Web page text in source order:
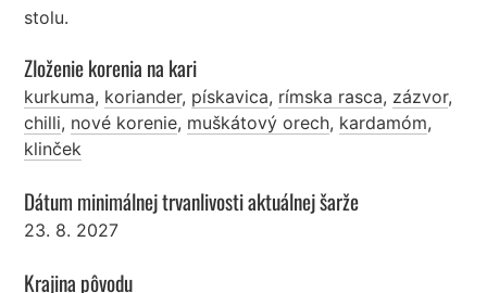
stolu.
Zloženie korenia na kari
kurkuma, koriander, pískavica, rímska rasca, zázvor,
chilli, nové korenie, muškátový orech, kardamóm,
klinček
Dátum minimálnej trvanlivosti aktuálnej šarže
23. 8. 2027
Krajina pôvodu